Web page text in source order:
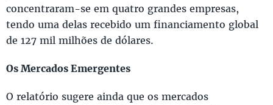
concentraram-se em quatro grandes empresas,
tendo uma delas recebido um financiamento global
de 127 mil milhões de dólares.
Os Mercados Emergentes
O relatório sugere ainda que os mercados